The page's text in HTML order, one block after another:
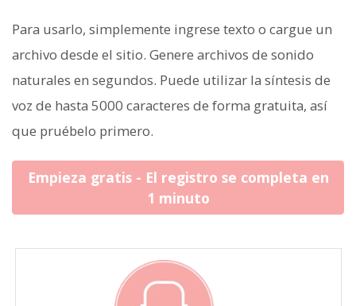
Para usarlo, simplemente ingrese texto o cargue un
archivo desde el sitio. Genere archivos de sonido
naturales en segundos. Puede utilizar la síntesis de
voz de hasta 5000 caracteres de forma gratuita, así
que pruébelo primero.
Empieza gratis - El registro se completa en
1 minuto